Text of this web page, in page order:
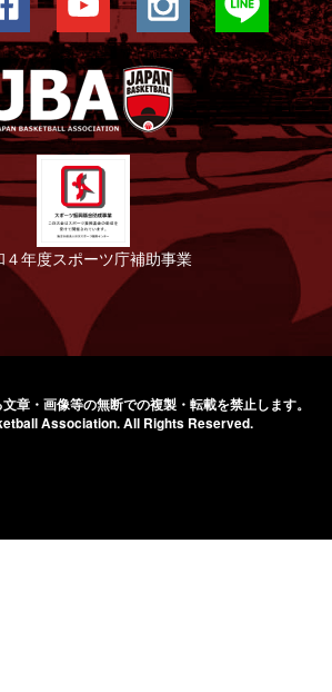
４年度スポーツ庁補助事業
章・画像等の無断での複製・転載を禁止します。
Association.All Rights Reserved.